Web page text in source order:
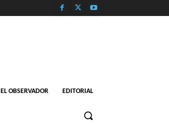
EL OBSERVADOR EDITORIAL